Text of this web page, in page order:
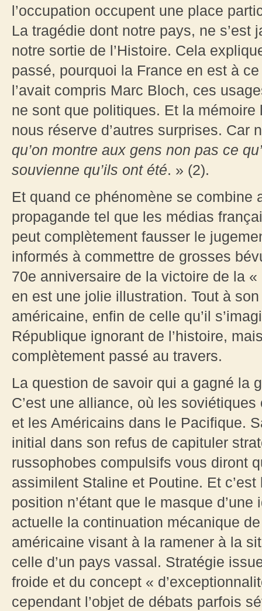
l’occupation occupent une place
La tragédie dont notre pays, ne
notre sortie de l’Histoire. Cela
passé, pourquoi la France en est à
l’avait compris Marc Bloch, ces
ne sont que politiques. Et la
nous réserve d’autres surprises.
qu’on montre aux gens non pas ce
souvienne qu’ils ont été. » (2).
Et quand ce phénomène se combine
propagande tel que les médias
peut complètement fausser le
informés à commettre de grosses
70e anniversaire de la victoire de la «
en est une jolie illustration. Tout à
américaine, enfin de celle qu’il
République ignorant de l’histoire,
complètement passé au travers.
La question de savoir qui a gagné la
C’est une alliance, où les
et les Américains dans le Pacifique.
initial dans son refus de capituler
russophobes compulsifs vous diront
assimilent Staline et Poutine. Et
position n’étant que le masque
actuelle la continuation mécanique
américaine visant à la ramener à la
celle d’un pays vassal. Stratégie
froide et du concept «
cependant l’objet de débats parfois